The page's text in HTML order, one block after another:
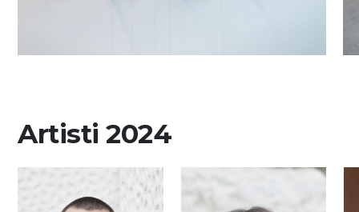
Artisti 2024